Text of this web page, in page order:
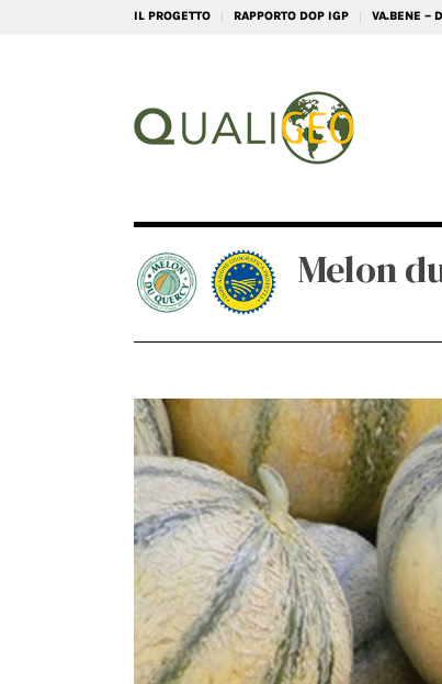
IL PROGETTO RAPPORTO DOP IGP VA.BENE –
Melon